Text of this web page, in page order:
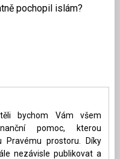
pochopil islám?
bychom Vám všem
pomoc, kterou
Pravému prostoru. Díky
nezávisle publikovat a